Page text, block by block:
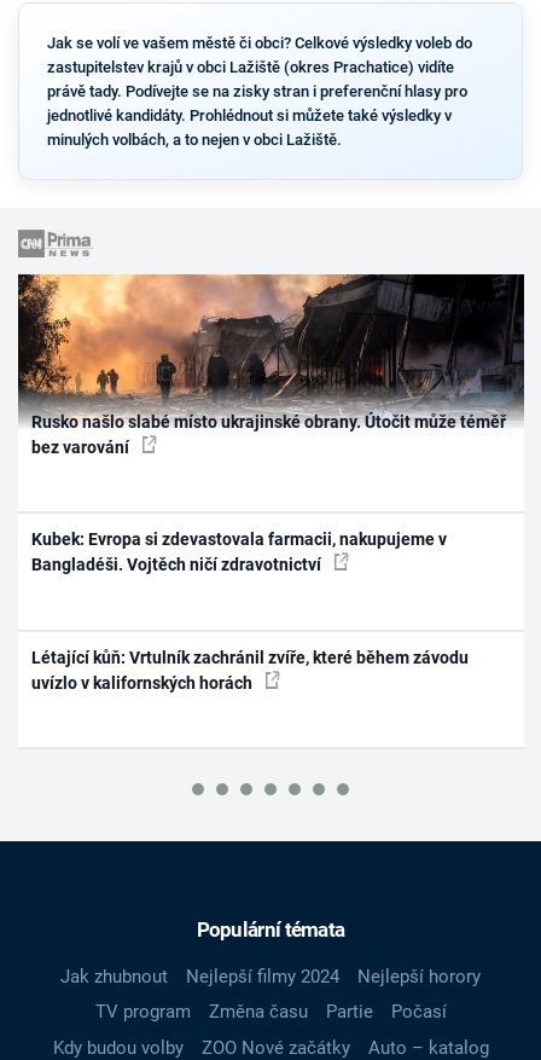
Jak se volí ve vašem městě či obci? Celkové výsledky voleb do
zastupitelstev krajů v obci Lažiště (okres Prachatice) vidíte
právě tady. Podívejte se na zisky stran i preferenční hlasy pro
jednotlivé kandidáty. Prohlédnout si můžete také výsledky v
minulých volbách, a to nejen v obci Lažiště.
Rusko našlo slabé místo ukrajinské obrany. Útočit může téměř
bez varování
Kubek: Evropa si zdevastovala farmacii, nakupujeme v
Bangladéši. Vojtěch ničí zdravotnictví
Létající kůň: Vrtulník zachránil zvíře, které během závodu
uvízlo v kalifornských horách
Populární témata
Jak zhubnout Nejlepší filmy 2024
Nejlepší horory
TV program
Změna času Partie
Počasí
Kdy budou volby
ZOO Nové začátky
Auto – katalog